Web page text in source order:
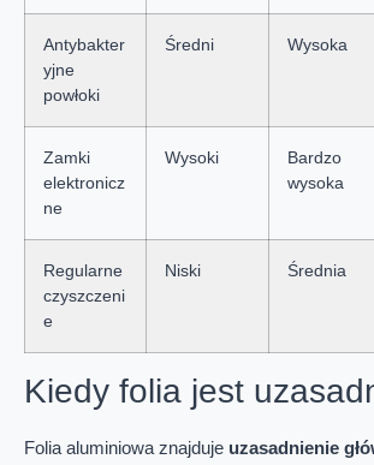
Antybakter
yjne
powłoki
Średni Wysoka
Zamki
elektronicz
ne
Wysoki
Bardzo
wysoka
Regularne
czyszczeni
e
Niski Średnia
Kiedy folia jest
Folia aluminiowa znajduje uzasadnienie